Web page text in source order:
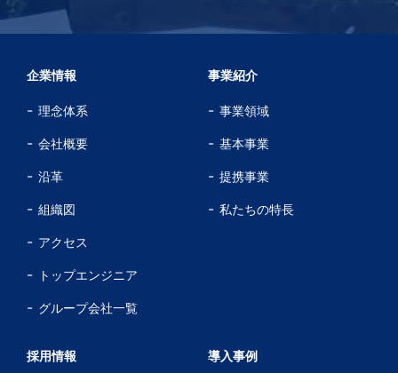
企業情報
理念体系
会社概要
沿革
組織図
アクセス
トップエンジニア
グループ会社一覧
事業紹介
事業領域
基本事業
提携事業
私たちの特長
採用情報
導入事例